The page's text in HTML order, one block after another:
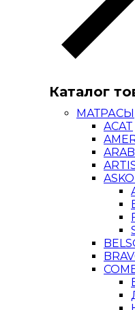
Каталог
МАТРАСЫ
ACAT